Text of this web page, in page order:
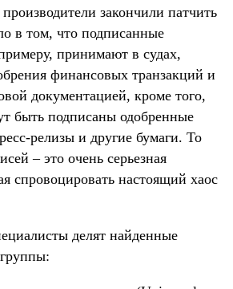
закончили патчить
в том, что подписанные
принимают в судах,
финансовых транзакций и
документацией, кроме того,
быть подписаны одобренные
релизы и другие бумаги. То
– это очень серьезная
спровоцировать настоящий хаос
делят найденные